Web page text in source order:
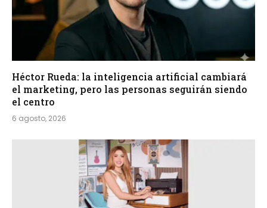
Héctor Rueda: la inteligencia artificial cambiará
el marketing, pero las personas seguirán siendo
el centro
6 agosto, 2026